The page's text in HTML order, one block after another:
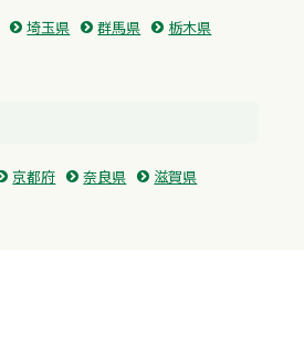
埼玉県 群馬県
栃木県
京都府 奈良県
滋賀県